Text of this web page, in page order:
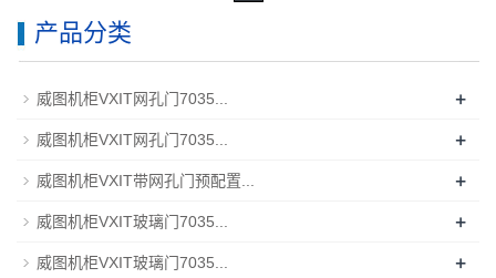
线威图风扇威图售后
SK3286.860
产品分类
威图机柜VXIT网孔门7035... +
威图机柜VXIT网孔门7035... +
威图机柜VXIT带网孔门预配置... +
威图机柜VXIT玻璃门7035... +
威图机柜VXIT玻璃门7035... +